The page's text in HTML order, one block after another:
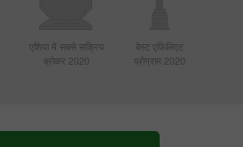
एशिया में सबसे सक्रिय
ब्रोकर 2020
बेस्ट एफिलिएट
प्रोग्राम 2020